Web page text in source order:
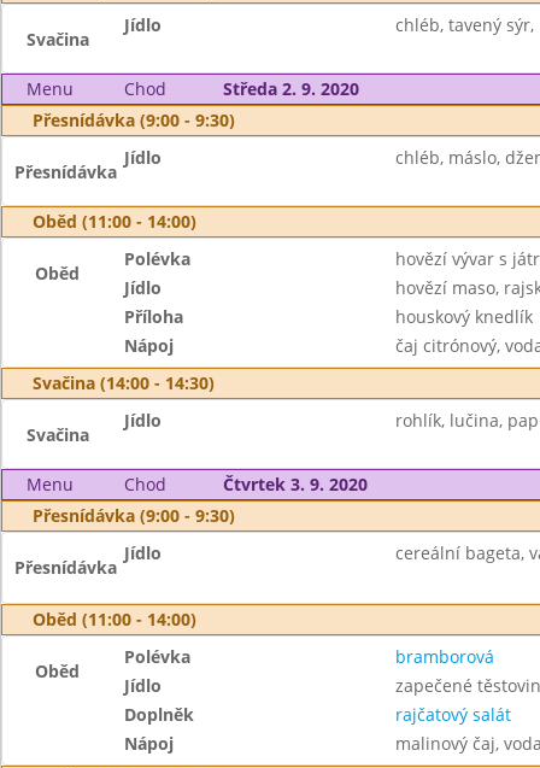
Svačina
Jídlo chléb, tavený sýr,
Menu Chod
Středa 2. 9. 2020
Přesnídávka (9:00 - 9:30)
Přesnídávka
Jídlo chléb, máslo,
Oběd (11:00 - 14:00)
Oběd
Polévka
hovězí vývar s
Jídlo
hovězí maso,
Příloha
houskový knedlík
Nápoj
čaj citrónový,
Svačina (14:00 - 14:30)
Svačina
Jídlo rohlík, lučina,
Menu Chod
Čtvrtek 3. 9. 2020
Přesnídávka (9:00 - 9:30)
Přesnídávka
Jídlo cereální bageta,
Oběd (11:00 - 14:00)
Oběd
Polévka
bramborová
Jídlo
zapečené
Doplněk
rajčatový salát
Nápoj
malinový čaj,